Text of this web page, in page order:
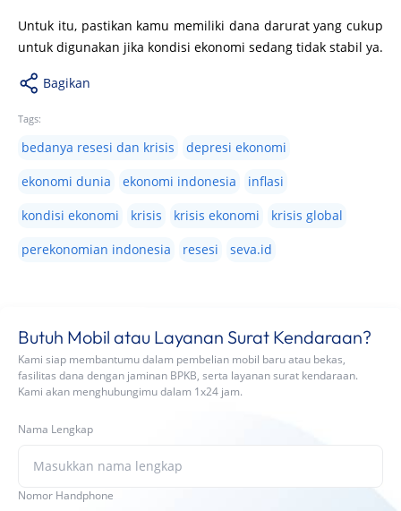
Untuk itu, pastikan kamu memiliki dana darurat yang cukup
untuk digunakan jika kondisi ekonomi sedang tidak stabil ya.
Bagikan
Tags:
bedanya resesi dan krisis
depresi ekonomi
ekonomi dunia
ekonomi indonesia
inflasi
kondisi ekonomi
krisis krisis ekonomi
krisis global
perekonomian indonesia
resesi seva.id
Butuh Mobil atau Layanan Surat Kendaraan?
Kami siap membantumu dalam pembelian mobil baru atau bekas,
fasilitas dana dengan jaminan BPKB, serta layanan surat kendaraan.
Kami akan menghubungimu dalam 1x24 jam.
Nama Lengkap
Nomor Handphone